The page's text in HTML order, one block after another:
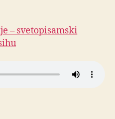
– svetopisamski